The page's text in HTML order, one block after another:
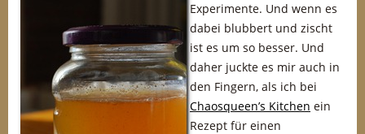
Experimente. Und wenn es
dabei blubbert und zischt
ist es um so besser. Und
daher juckte es mir auch in
den Fingern, als ich bei
Chaosqueen’s Kitchen ein
Rezept für einen